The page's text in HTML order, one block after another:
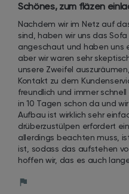
Schönes, zum fläzen
Nachdem wir im Netz auf
sind, haben wir uns das
angeschaut und haben uns
aber wir waren sehr
unsere Zweifel
Kontakt zu dem
freundlich und immer
in 10 Tagen schon da und
Aufbau ist wirklich sehr
drüberzustülpen erfordert
allerdings beachten muss,
ist, sodass das aufstehen
hoffen wir, das es auch